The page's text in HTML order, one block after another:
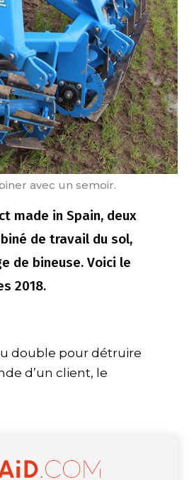
avec un semoir.
made in Spain, deux
de travail du sol,
de bineuse. Voici le
2018.
double pour détruire
d’un client, le